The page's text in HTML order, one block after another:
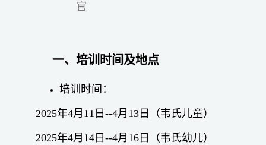
官
一、 培训时间及地点
培训时间：
2025年4月11日--4月13日（韦氏儿童）
2025年4月14日--4月16日（韦氏幼儿）